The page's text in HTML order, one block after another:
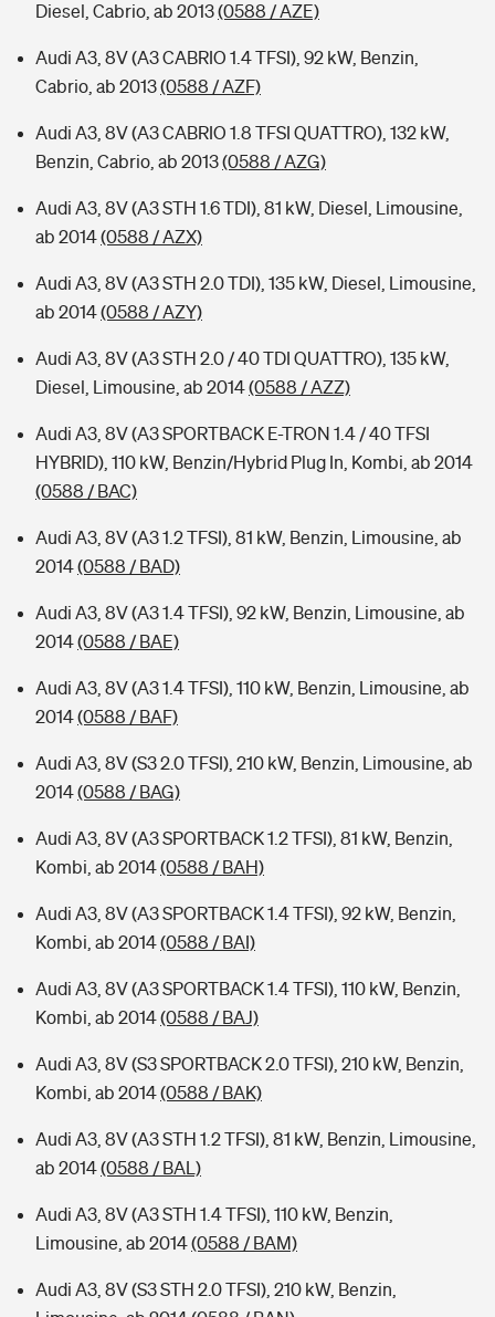
Diesel, Cabrio, ab 2013(0588 / AZE)
Audi A3, 8V (A3 CABRIO 1.4 TFSI), 92 kW, Benzin,
Cabrio, ab 2013(0588 / AZF)
Audi A3, 8V (A3 CABRIO 1.8 TFSI QUATTRO), 132 kW,
Benzin, Cabrio, ab 2013(0588 / AZG)
Audi A3, 8V (A3 STH 1.6 TDI), 81 kW, Diesel, Limousine,
ab 2014(0588 / AZX)
Audi A3, 8V (A3 STH 2.0 TDI), 135 kW, Diesel, Limousine,
ab 2014(0588 / AZY)
Audi A3, 8V (A3 STH 2.0 / 40 TDI QUATTRO), 135 kW,
Diesel, Limousine, ab 2014(0588 / AZZ)
Audi A3, 8V (A3 SPORTBACK E-TRON 1.4 / 40 TFSI
HYBRID), 110 kW, Benzin/Hybrid Plug In, Kombi, ab 2014
(0588 / BAC)
Audi A3, 8V (A3 1.2 TFSI), 81 kW, Benzin, Limousine, ab
2014(0588 / BAD)
Audi A3, 8V (A3 1.4 TFSI), 92 kW, Benzin, Limousine, ab
2014(0588 / BAE)
Audi A3, 8V (A3 1.4 TFSI), 110 kW, Benzin, Limousine, ab
2014(0588 / BAF)
Audi A3, 8V (S3 2.0 TFSI), 210 kW, Benzin, Limousine, ab
2014(0588 / BAG)
Audi A3, 8V (A3 SPORTBACK 1.2 TFSI), 81 kW, Benzin,
Kombi, ab 2014(0588 / BAH)
Audi A3, 8V (A3 SPORTBACK 1.4 TFSI), 92 kW, Benzin,
Kombi, ab 2014(0588 / BAI)
Audi A3, 8V (A3 SPORTBACK 1.4 TFSI), 110 kW, Benzin,
Kombi, ab 2014(0588 / BAJ)
Audi A3, 8V (S3 SPORTBACK 2.0 TFSI), 210 kW, Benzin,
Kombi, ab 2014(0588 / BAK)
Audi A3, 8V (A3 STH 1.2 TFSI), 81 kW, Benzin, Limousine,
ab 2014(0588 / BAL)
Audi A3, 8V (A3 STH 1.4 TFSI), 110 kW, Benzin,
Limousine, ab 2014(0588 / BAM)
Audi A3, 8V (S3 STH 2.0 TFSI), 210 kW, Benzin,